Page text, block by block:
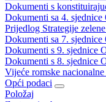
Dokumenti s
Dokumenti sa 4.
Prijedlog Strategije
Dokumenti sa 7.
Dokumenti s 9. sjednice
Dokumenti s 8. sjednice
Vijeće romske
Opći podaci
Položaj